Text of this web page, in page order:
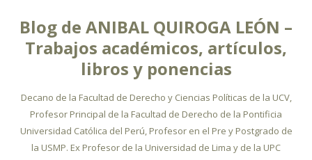
Blog de ANIBAL QUIROGA LEÓN –
Trabajos académicos, artículos,
libros y ponencias
Decano de la Facultad de Derecho y Ciencias Políticas de la UCV,
Profesor Principal de la Facultad de Derecho de la Pontificia
Universidad Católica del Perú, Profesor en el Pre y Postgrado de
la USMP. Ex Profesor de la Universidad de Lima y de la UPC